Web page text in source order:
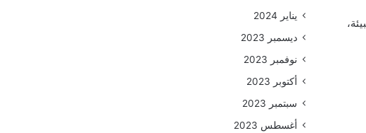
يناير 2024
ديسمبر 2023
نوفمبر 2023
أكتوبر 2023
سبتمبر 2023
أغسطس 2023